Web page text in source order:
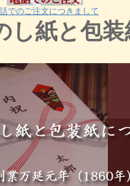
でのご注文につきまして
し紙と包